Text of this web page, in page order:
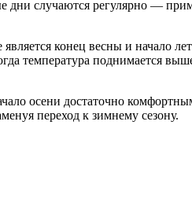
случаются регулярно —
конец весны и начало
температура поднимается
осени достаточно
переход к зимнему сезону.